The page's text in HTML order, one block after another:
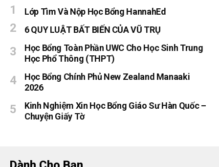
Lớp Tìm Và Nộp Học Bổng HannahEd
6 QUY LUẬT BẤT BIẾN CỦA VŨ TRỤ
Học Bổng Toàn Phần UWC Cho Học Sinh Trung
Học Phổ Thông (THPT)
Học Bổng Chính Phủ New Zealand Manaaki
2026
Kinh Nghiệm Xin Học Bổng Giáo Sư Hàn Quốc –
Chuyện Giấy Tờ